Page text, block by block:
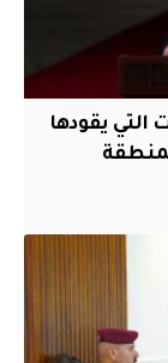
التي يقودها